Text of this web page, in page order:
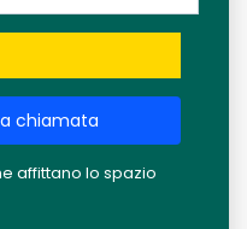
chiamata
affittano lo spazio